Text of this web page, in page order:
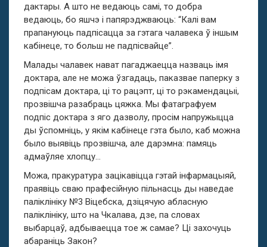
дактары. А што не ведаюць самі, то добра
ведаюць, бо яшчэ і папярэджваюць: “Калі вам
прапануюць падпісацца за гэтага чалавека ў іншым
кабінеце, то больш не падпісвайце”.
Малады чалавек нават пагаджаецца назваць імя
доктара, але не можа ўзгадаць, паказвае паперку з
подпісам доктара, ці то рацэпт, ці то рэкамендацыі,
прозвішча разабраць цяжка. Мы фатаграфуем
подпіс доктара з яго дазволу, просім напружыцца
ды ўспомніць, у якім кабінеце гэта было, каб можна
было выявіць прозвішча, але дарэмна: памяць
адмаўляе хлопцу…
Можа, пракуратура зацікавіцца гэтай інфармацыяй,
праявіць сваю прафесійную пільнасць ды наведае
паліклініку №3 Віцебска, дзіцячую абласную
паліклініку, што на Чкалава, дзе, па словах
выбарцаў, адбываецца тое ж самае? Ці захочуць
абараніць Закон?